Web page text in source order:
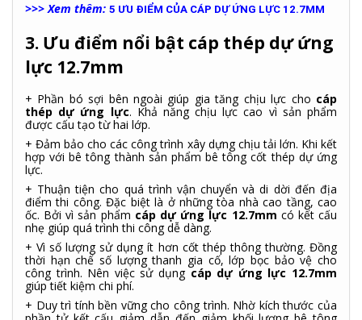
>>> Xem thêm: 5 ƯU ĐIỂM CỦA CÁP DỰ ỨNG LỰC 12.7MM
3. Ưu điểm nổi bật cáp thép dự ứng
lực 12.7mm
+ Phần bó sợi bên ngoài giúp gia tăng chịu lực cho cáp
thép dự ứng lực. Khả năng chịu lực cao vì sản phẩm
được cấu tạo từ hai lớp.
+ Đảm bảo cho các công trình xây dựng chịu tải lớn. Khi kết
hợp với bê tông thành sản phẩm bê tông cốt thép dự ứng
lực.
+ Thuận tiện cho quá trình vận chuyển và di dời đến địa
điểm thi công. Đặc biệt là ở những tòa nhà cao tầng, cao
ốc. Bởi vì sản phẩm cáp dự ứng lực 12.7mm có kết cấu
nhẹ giúp quá trình thi công dễ dàng.
+ Vì số lượng sử dụng ít hơn cốt thép thông thường. Đồng
thời hạn chế số lượng thanh gia cố, lớp bọc bảo vệ cho
công trình. Nên việc sử dụng cáp dự ứng lực 12.7mm
giúp tiết kiệm chi phí.
+ Duy trì tính bền vững cho công trình. Nhờ kích thước của